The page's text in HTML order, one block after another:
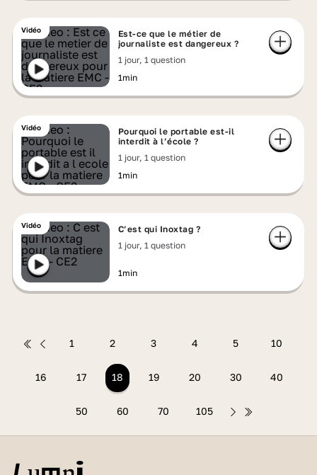
Vidéo
Est-ce que le métier de
journaliste est dangereux ?
1 jour, 1 question
1min
Vidéo
Pourquoi le portable est-il
interdit à l’école ?
1 jour, 1 question
1min
Vidéo
C’est qui Inoxtag ?
1 jour, 1 question
1min
1 2 3 4 5 10
16 17 18 19 20 30 40
50 60 70 105